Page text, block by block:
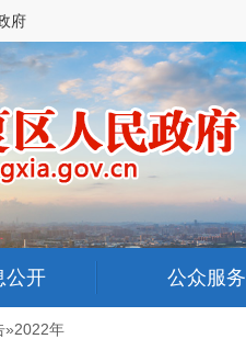
府
公开 公众服务
»2022年